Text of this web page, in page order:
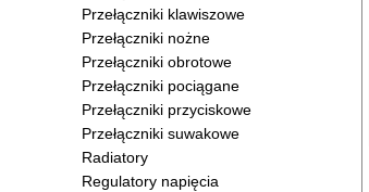
Przełączniki klawiszowe
Przełączniki nożne
Przełączniki obrotowe
Przełączniki pociągane
Przełączniki przyciskowe
Przełączniki suwakowe
Radiatory
Regulatory napięcia